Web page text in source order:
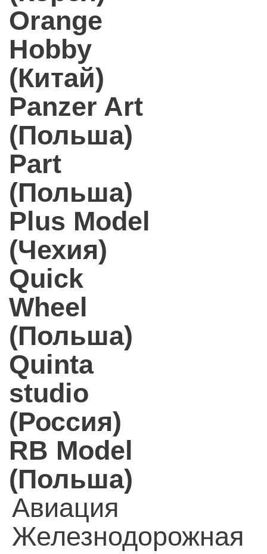
Orange
Hobby
(Китай)
Panzer Art
(Польша)
Part
(Польша)
Plus Model
(Чехия)
Quick
Wheel
(Польша)
Quinta
studio
(Россия)
RB Model
(Польша)
Авиация
Железнодорожная